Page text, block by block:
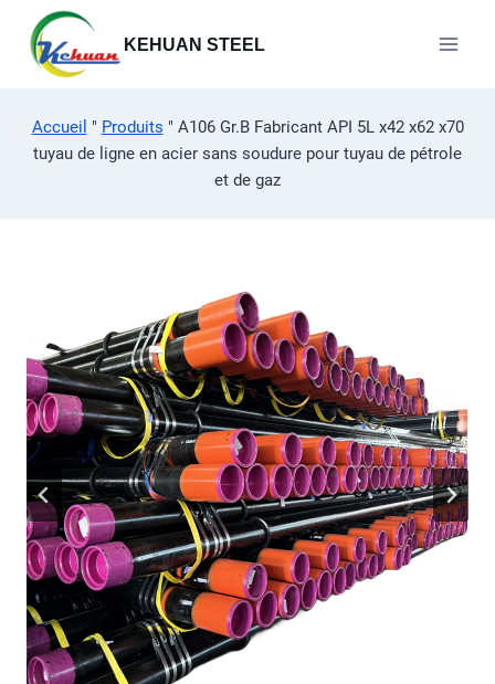
contenu
KEHUAN STEEL
Accueil " Produits " A106 Gr.B Fabricant API 5L x42 x62 x70
tuyau de ligne en acier sans soudure pour tuyau de pétrole
et de gaz